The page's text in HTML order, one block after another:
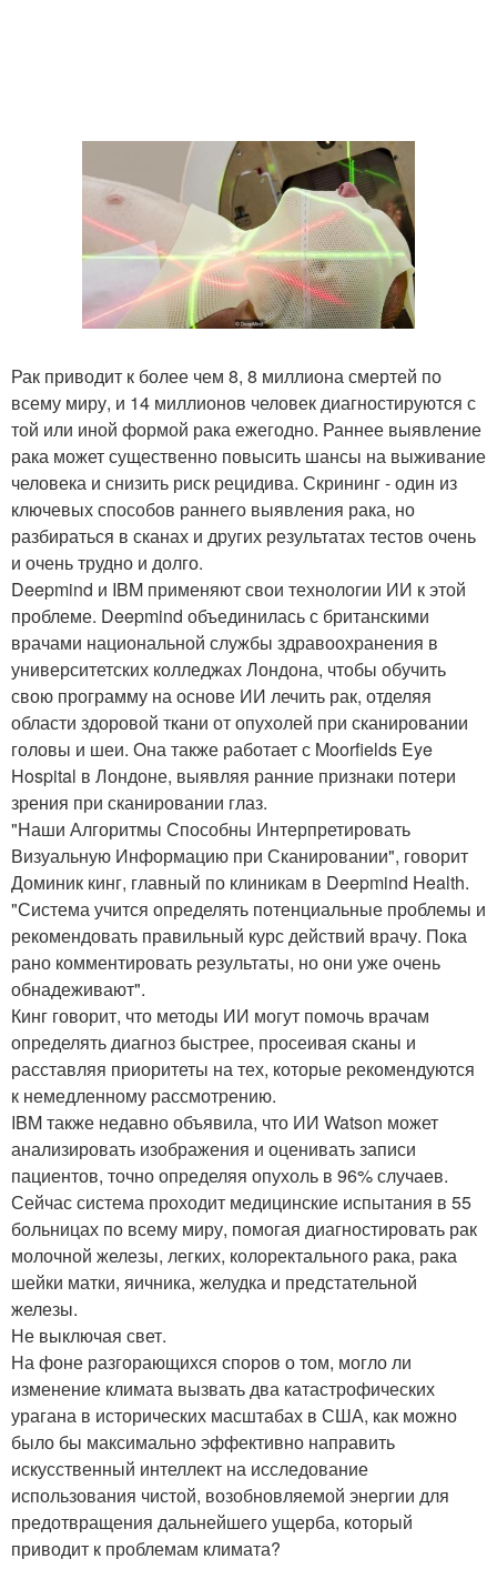
Рак приводит к более чем 8, 8 миллиона смертей по
всему миру, и 14 миллионов человек диагностируются с
той или иной формой рака ежегодно. Раннее выявление
рака может существенно повысить шансы на выживание
человека и снизить риск рецидива. Скрининг - один из
ключевых способов раннего выявления рака, но
разбираться в сканах и других результатах тестов очень
и очень трудно и долго.
Deepmind и IBM применяют свои технологии ИИ к этой
проблеме. Deepmind объединилась с британскими
врачами национальной службы здравоохранения в
университетских колледжах Лондона, чтобы обучить
свою программу на основе ИИ лечить рак, отделяя
области здоровой ткани от опухолей при сканировании
головы и шеи. Она также работает с Moorfields Eye
Hospital в Лондоне, выявляя ранние признаки потери
зрения при сканировании глаз.
"Наши Алгоритмы Способны Интерпретировать
Визуальную Информацию при Сканировании", говорит
Доминик кинг, главный по клиникам в Deepmind Health.
"Система учится определять потенциальные проблемы и
рекомендовать правильный курс действий врачу. Пока
рано комментировать результаты, но они уже очень
обнадеживают".
Кинг говорит, что методы ИИ могут помочь врачам
определять диагноз быстрее, просеивая сканы и
расставляя приоритеты на тех, которые рекомендуются
к немедленному рассмотрению.
IBM также недавно объявила, что ИИ Watson может
анализировать изображения и оценивать записи
пациентов, точно определяя опухоль в 96% случаев.
Сейчас система проходит медицинские испытания в 55
больницах по всему миру, помогая диагностировать рак
молочной железы, легких, колоректального рака, рака
шейки матки, яичника, желудка и предстательной
железы.
Не выключая свет.
На фоне разгорающихся споров о том, могло ли
изменение климата вызвать два катастрофических
урагана в исторических масштабах в США, как можно
было бы максимально эффективно направить
искусственный интеллект на исследование
использования чистой, возобновляемой энергии для
предотвращения дальнейшего ущерба, который
приводит к проблемам климата?